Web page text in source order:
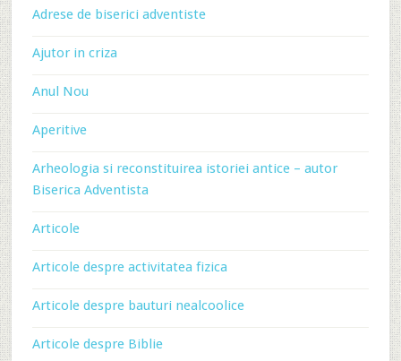
Adrese de biserici adventiste
Ajutor in criza
Anul Nou
Aperitive
Arheologia si reconstituirea istoriei antice – autor
Biserica Adventista
Articole
Articole despre activitatea fizica
Articole despre bauturi nealcoolice
Articole despre Biblie